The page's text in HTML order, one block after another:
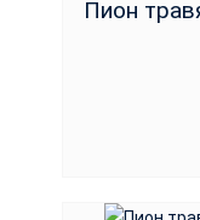
Пион